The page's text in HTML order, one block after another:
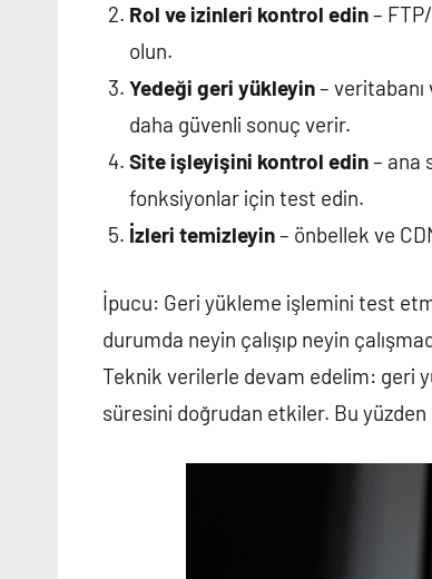
Rol ve izinleri kontrol edin–
olun.
Yedeği geri yükleyin–
daha güvenli sonuç verir.
Site işleyişini kontrol edin– ana
fonksiyonlar için test edin.
İzleri temizleyin– önbellek ve
İpucu: Geri yükleme işlemini test
durumda neyin çalışıp neyin
Teknik verilerle devam edelim: geri
süresini doğrudan etkiler. Bu